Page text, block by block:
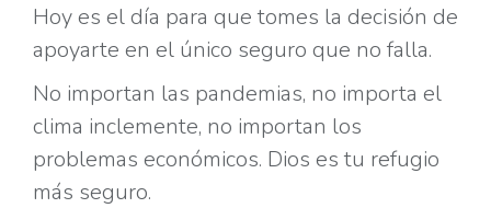
Hoy es el día para que tomes la decisión de
apoyarte en el único seguro que no falla.
No importan las pandemias, no importa el
clima inclemente, no importan los
problemas económicos. Dios es tu refugio
más seguro.